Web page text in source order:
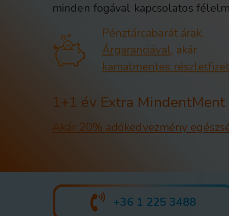
minden fogával kapcsolatos
Pénztárcabarát árak,
Árgaranciával, akár
kamatmentes
1+1 év Extra MindentMent
Akár 20% adókedvezmény
+36 1 225 3488